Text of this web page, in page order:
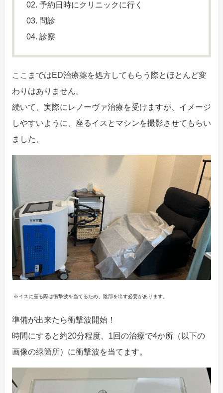
予約日時にクリニックに行く
問診
診察
ここまではED治療薬を処方してもらう際とほとんど変
わりはありません。
続いて、実際にレノーヴァ治療を受けますが、イメージ
しやすいように、座るイスとマシンを撮影させてもらい
ました、
※イスに座る際は衝撃波を当てるため、陰部を出す必要があります。
準備が出来たら衝撃波開始！
時間にすると約20分程度、1回の治療で4か所（以下の
画像の緑箇所）に衝撃波を当てます。